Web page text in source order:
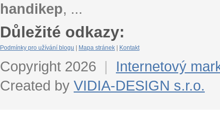
handikep, ...
Důležité odkazy:
Podmínky pro užívání blogu Mapa stránek Kontakt
Copyright 2026 |
Internetový
Created by VIDIA-DESIGN s.r.o.